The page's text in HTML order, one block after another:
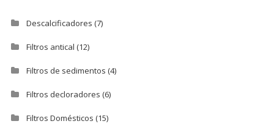
Descalcificadores (7)
Filtros antical (12)
Filtros de sedimentos (4)
Filtros decloradores (6)
Filtros Domésticos (15)